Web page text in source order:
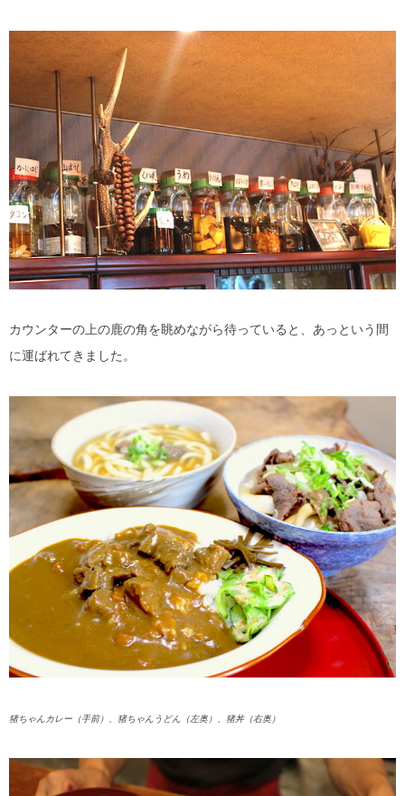
カウンターの上の鹿の角を眺めながら待っていると、あっという間
に運ばれてきました。
猪ちゃんカレー（手前）、猪ちゃんうどん（左奥）、猪丼（右奥）